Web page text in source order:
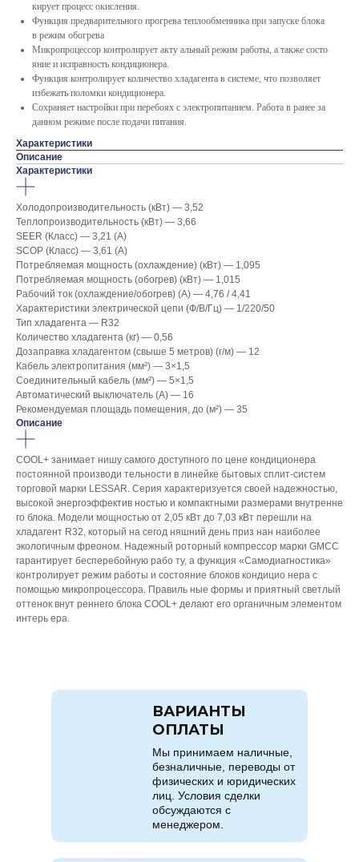
кирует процесс окисления.
Функция предварительного прогрева теплообменника при запуске блока
в режим обогрева
Микропроцессор контролирует акту альный режим работы, а также состо
яние и исправность кондиционера.
Функция контролирует количество хладагента в системе, что позволяет
избежать поломки кондиционера.
Сохраняет настройки при перебоях с электропитанием. Работа в ранее за
данном режиме после подачи питания.
Характеристики
Описание
Характеристики
Холодопроизводительность (кВт) — 3,52
Теплопроизводительность (кВт) — 3,66
SEER (Класс) — 3,21 (A)
SCOP (Класс) — 3,61 (A)
Потребляемая мощность (охлаждение) (кВт) — 1,095
Потребляемая мощность (обогрев) (кВт) — 1,015
Рабочий ток (охлаждение/обогрев) (А) — 4,76 / 4,41
Характеристики электрической цепи (Ф/В/Гц) — 1/220/50
Тип хладагента — R32
Количество хладагента (кг) — 0,56
Дозаправка хладагентом (свыше 5 метров) (г/м) — 12
Кабель электропитания (мм²) — 3×1,5
Соединительный кабель (мм²) — 5×1,5
Автоматический выключатель (А) — 16
Рекомендуемая площадь помещения, до (м²) — 35
Описание
COOL+ занимает нишу самого доступного по цене кондиционера
постоянной производи тельности в линейке бытовых сплит-систем
торговой марки LESSAR. Серия характеризуется своей надежностью,
высокой энергоэффектив ностью и компактными размерами внутренне
го блока. Модели мощностью от 2,05 кВт до 7,03 кВт перешли на
хладагент R32, который на сегод няшний день приз нан наиболее
экологичным фреоном. Надежный роторный компрессор марки GMCC
гарантирует бесперебойную рабо ту, а функция «Самодиагностика»
контролирует режим работы и состояние блоков кондицио нера с
помощью микропроцессора. Правиль ные формы и приятный светлый
оттенок внут реннего блока COOL+ делают его органичным элементом
интерь ера.
Мы принимаем наличные,
безналичные, переводы от
физических и юридических
лиц. Условия сделки
обсуждаются с
менеджером.
ВАРИАНТЫ
ОПЛАТЫ